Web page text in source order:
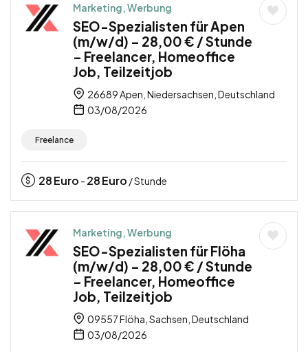
Marketing, Werbung
SEO-Spezialisten für Apen
(m/w/d) – 28,00 € / Stunde
– Freelancer, Homeoffice
Job, Teilzeitjob
26689 Apen, Niedersachsen, Deutschland
03/08/2026
Freelance
28Euro - 28Euro / Stunde
Marketing, Werbung
SEO-Spezialisten für Flöha
(m/w/d) – 28,00 € / Stunde
– Freelancer, Homeoffice
Job, Teilzeitjob
09557 Flöha, Sachsen, Deutschland
03/08/2026